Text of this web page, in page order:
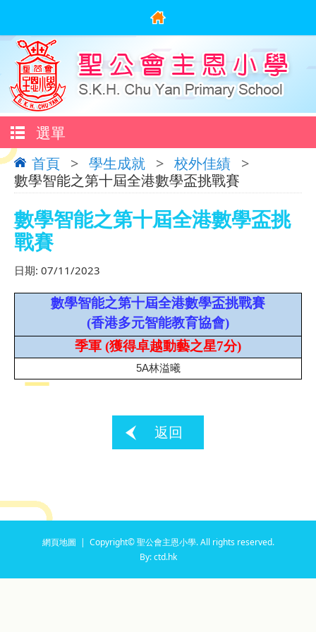
選單
首頁 > 學生成就 > 校外佳績 >
數學智能之第十屆全港數學盃挑戰賽
數學智能之第十屆全港數學盃挑
戰賽
日期: 07/11/2023
數學智能之第十屆全港數學盃挑戰賽
(香港多元智能教育協會)
季軍 (獲得卓越動藝之星7分)
5A林溢曦
返回
網頁地圖 | Copyright© 聖公會主恩小學. All rights reserved.
By: ctd.hk